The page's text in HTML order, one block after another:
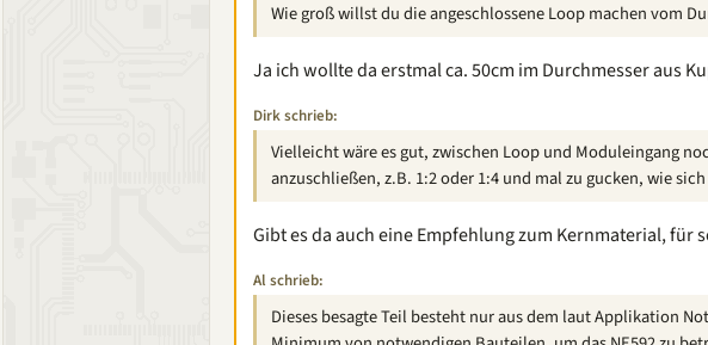
Wie groß willst du die angeschlossene Loop machen vom
Ja ich wollte da erstmal ca. 50cm im Durchmesser aus
Dirk schrieb:
Vielleicht wäre es gut, zwischen Loop und Moduleingang
anzuschließen, z.B. 1:2 oder 1:4 und mal zu gucken, wie
Gibt es da auch eine Empfehlung zum Kernmaterial, für
Al schrieb:
Dieses besagte Teil besteht nur aus dem laut Applikation